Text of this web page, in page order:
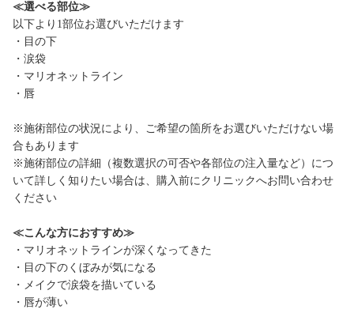
≪選べる部位≫
以下より1部位お選びいただけます
・目の下
・涙袋
・マリオネットライン
・唇
※施術部位の状況により、ご希望の箇所をお選びいただけない場
合もあります
※施術部位の詳細（複数選択の可否や各部位の注入量など）につ
いて詳しく知りたい場合は、購入前にクリニックへお問い合わせ
ください
≪こんな方におすすめ≫
・マリオネットラインが深くなってきた
・目の下のくぼみが気になる
・メイクで涙袋を描いている
・唇が薄い